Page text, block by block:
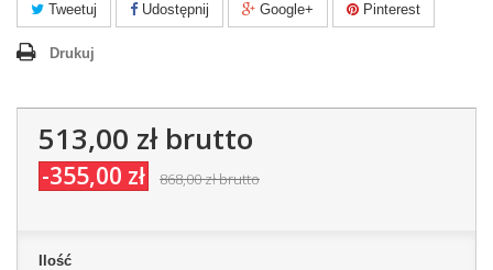
Tweetuj Udostępnij Google+ Pinterest
Drukuj
513,00 złbrutto
-355,00 zł 868,00 złbrutto
Ilość